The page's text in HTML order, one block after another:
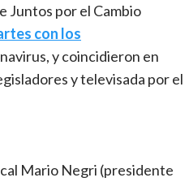
Juntos por el Cambio
con los
y coincidieron en
y televisada por el
Mario Negri (presidente